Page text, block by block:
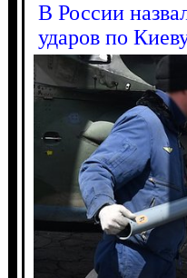
В России
ударов по